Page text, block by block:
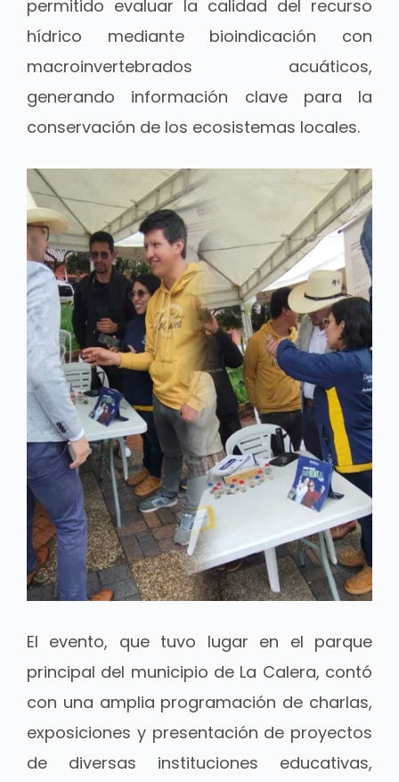
permitido evaluar la calidad del recurso
hídrico mediante bioindicación con
macroinvertebrados acuáticos,
generando información clave para la
conservación de los ecosistemas locales.
El evento, que tuvo lugar en el parque
principal del municipio de La Calera, contó
con una amplia programación de charlas,
exposiciones y presentación de proyectos
de diversas instituciones educativas,